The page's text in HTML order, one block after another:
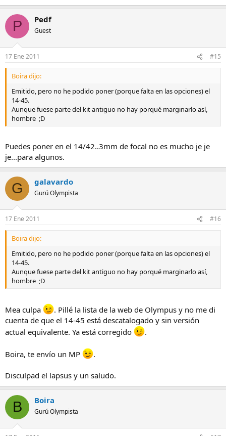
P Pedf
Guest
17 Ene 2011 #15
Boira dijo:
Emitido, pero no he podido poner (porque falta en las opciones) el
14-45.
Aunque fuese parte del kit antiguo no hay porqué marginarlo así,
hombre ;D
Puedes poner en el 14/42..3mm de focal no es mucho je je
je...para algunos.
G galavardo
Gurú Olympista
17 Ene 2011 #16
Boira dijo:
Emitido, pero no he podido poner (porque falta en las opciones) el
14-45.
Aunque fuese parte del kit antiguo no hay porqué marginarlo así,
hombre ;D
Mea culpa
. Pillé la lista de la web de Olympus y no me di
cuenta de que el 14-45 está descatalogado y sin versión
actual equivalente. Ya está corregido
.
Boira, te envío un MP .
Disculpad el lapsus y un saludo.
B Boira
Gurú Olympista